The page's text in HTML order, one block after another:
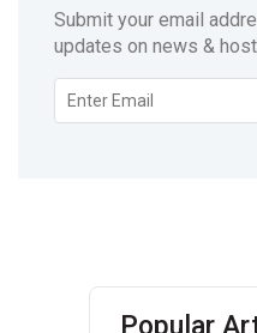
Submit your email
updates on news &
Popular